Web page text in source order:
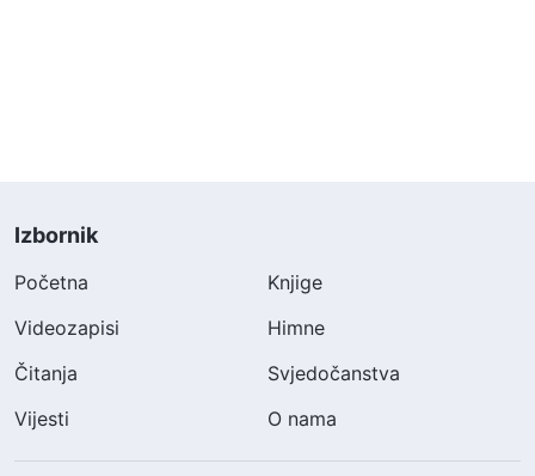
Izbornik
Početna
Knjige
Videozapisi
Himne
Čitanja
Svjedočanstva
Vijesti
O nama